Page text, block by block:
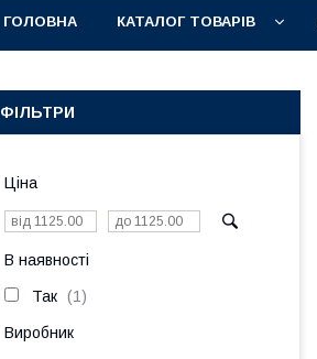
ГОЛОВНА КАТАЛОГ ТОВАРІВ
ФІЛЬТРИ
Ціна
В наявності
Так 1
Виробник